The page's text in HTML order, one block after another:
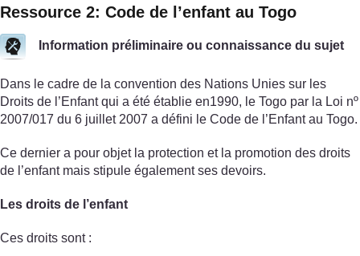
Ressource 2: Code de l’enfant au Togo
Information préliminaire ou connaissance du sujet
Dans le cadre de la convention des Nations Unies sur les
Droits de l’Enfant qui a été établie en1990, le Togo par la Loi nº
2007/017 du 6 juillet 2007 a défini le Code de l’Enfant au Togo.
Ce dernier a pour objet la protection et la promotion des droits
de l’enfant mais stipule également ses devoirs.
Les droits de l’enfant
Ces droits sont :